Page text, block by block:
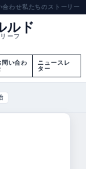
合わせ私たちのストーリー
ルド
ーフ
問い合わ
ニュースレ
ター